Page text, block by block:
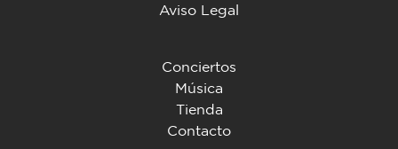
Aviso Legal
Conciertos
Música
Tienda
Contacto